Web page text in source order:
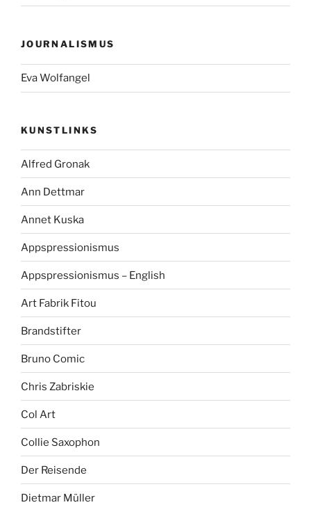
JOURNALISMUS
Eva Wolfangel
KUNSTLINKS
Alfred Gronak
Ann Dettmar
Annet Kuska
Appspressionismus
Appspressionismus – English
Art Fabrik Fitou
Brandstifter
Bruno Comic
Chris Zabriskie
Col Art
Collie Saxophon
Der Reisende
Dietmar Müller